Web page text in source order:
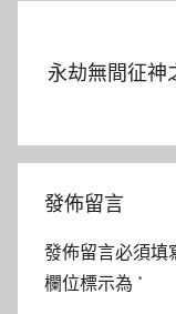
永劫無間征神
發佈留言
發佈留言必須填
欄位標示為 *